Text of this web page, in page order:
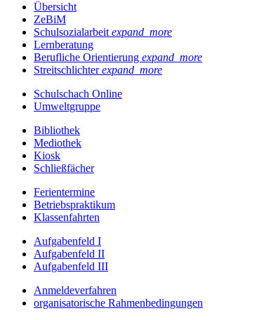
Übersicht
ZeBiM
Schulsozialarbeit expand_more
Lernberatung
Berufliche Orientierung expand_more
Streitschlichterexpand_more
Schulschach Online
Umweltgruppe
Bibliothek
Mediothek
Kiosk
Schließfächer
Ferientermine
Betriebspraktikum
Klassenfahrten
Aufgabenfeld I
Aufgabenfeld II
Aufgabenfeld III
Anmeldeverfahren
organisatorische Rahmenbedingungen